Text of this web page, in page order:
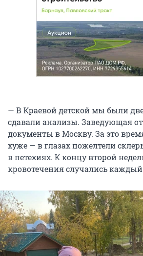
— В Краевой детской мы были
сдавали анализы. Заведующая
документы в Москву. За это
хуже — в глазах пожелтели
в петехиях. К концу второй
кровотечения случались каждый